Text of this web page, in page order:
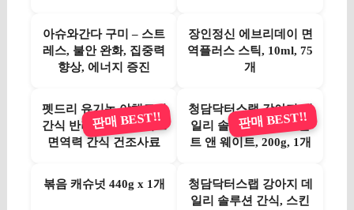
아슈와간다 구미 – 스트
레스, 불안 완화, 집중력
향상, 에너지 증진
장인정신 에브리데이 면
역플러스 스틱, 10ml, 75
개
펫드리 유기농 야채토핑
간식 반려동물 다이어트
면역력 간식 건조사료
판매 BEST!!
청담닥터스랩 강아지 데
일리 솔루션 간식, 조인
트 앤 웨이트, 200g, 1개
판매 BEST!!
볶음 캐슈넛 440g x 1개
청담닥터스랩 강아지 데
일리 솔루션 간식, 스킨